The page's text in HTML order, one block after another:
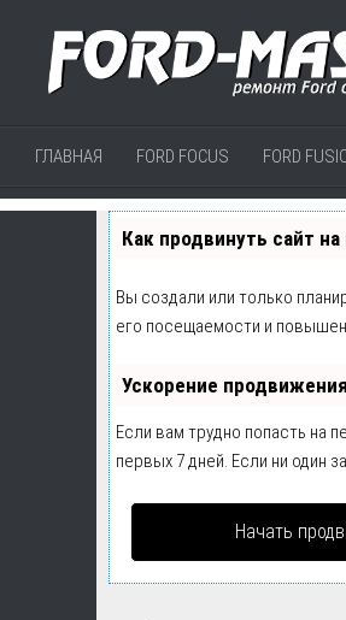
ГЛАВНАЯ FORD FOCUS FORD
Как продвинуть сайт
Вы создали или только
его посещаемости и
Ускорение продвижения
Если вам трудно попасть на
первых 7 дней. Если ни один
Начать